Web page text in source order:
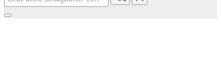
nach:
Seitenleiste